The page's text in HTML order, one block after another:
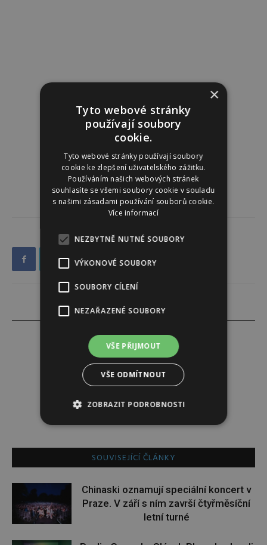
i.p
SOUVISEJÍCÍ ČLÁNKY
Chinaski oznamují speciální koncert v
Praze. V září s ním završí čtyřměsíční
letní turné
×
Tyto webové stránky
používají soubory
cookie.
Tyto webové stránky používají soubory
cookie ke zlepšení uživatelského zážitku.
Používáním našich webových stránek
souhlasíte se všemi soubory cookie v souladu
s našimi zásadami používání souborů cookie.
Více informací
NEZBYTNĚ NUTNÉ SOUBORY
VÝKONOVÉ SOUBORY
SOUBORY CÍLENÍ
NEZAŘAZENÉ SOUBORY
VŠE PŘIJMOUT
VŠE ODMÍTNOUT
ZOBRAZIT PODROBNOSTI